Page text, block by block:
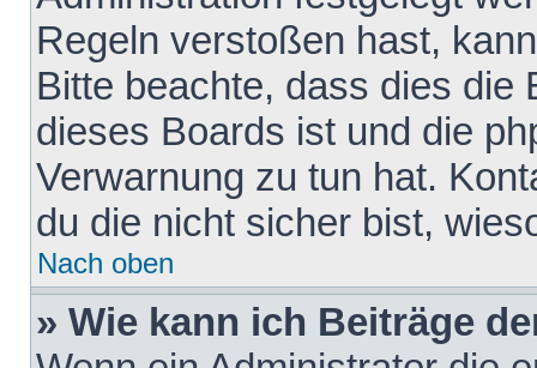
Regeln verstoßen hast,
Bitte beachte, dass dies die
dieses Boards ist und die
Verwarnung zu tun hat.
du die nicht sicher bist,
Nach oben
» Wie kann ich Beiträge